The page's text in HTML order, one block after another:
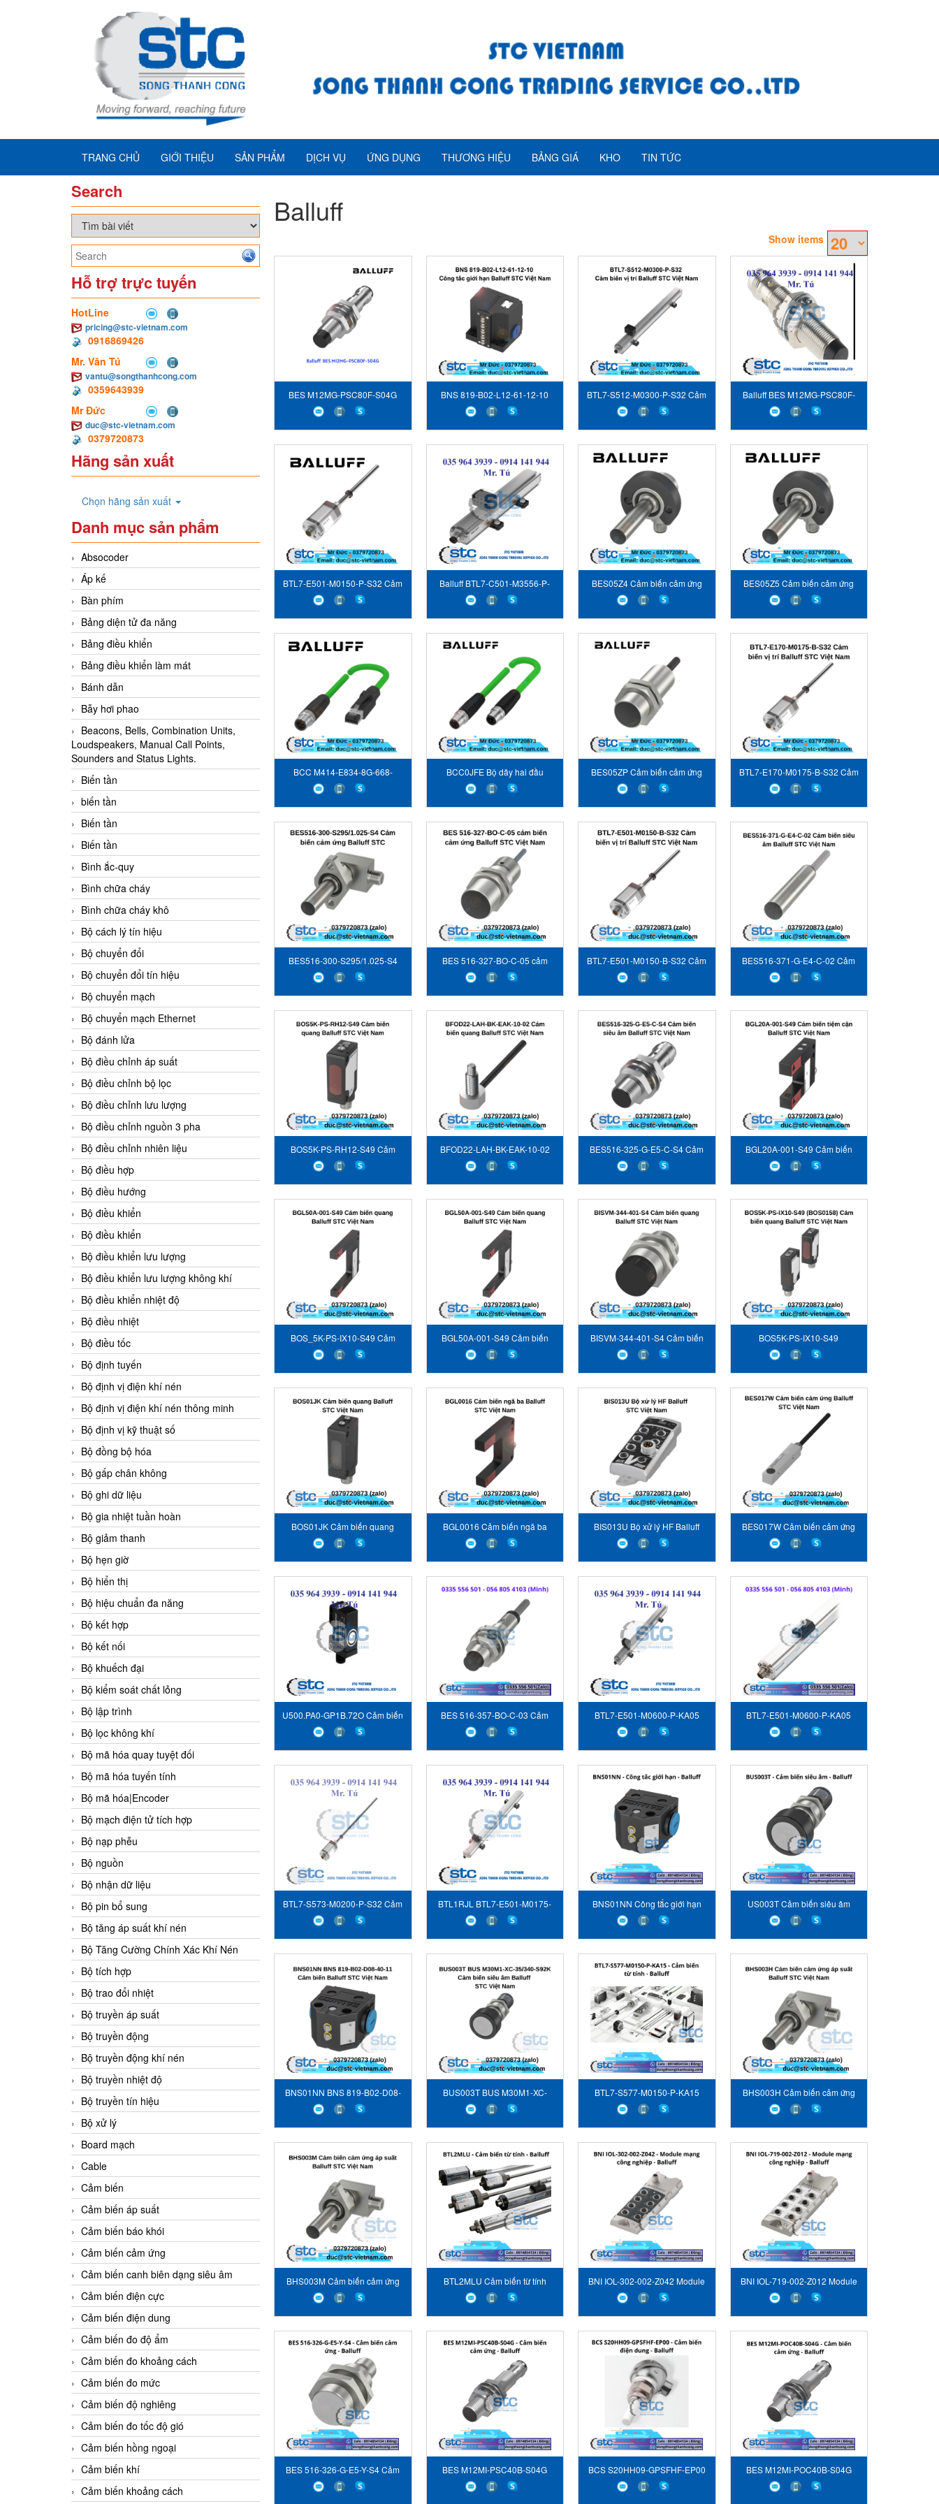
TRANG CHỦ GIỚI THIỆU SẢN PHẨM DỊCH VỤ ỨNG DỤNG THƯƠNG HIỆU BẢNG GIÁ KHO TIN TỨC
Search
Hỗ trợ trực tuyến
HotLine
pricing@stc-vietnam.com
0916869426
Mr. Văn Tú
vantu@songthanhcong.com
0359643939
Mr Đức
duc@stc-vietnam.com
0379720873
Hãng sản xuất
Chọn hãng sản xuất
Danh mục sản phẩm
Absocoder
Áp kế
Bàn phím
Bảng diện tử đa năng
Bảng điều khiển
Bảng điều khiển làm mát
Bánh dẫn
Bẫy hơi phao
Beacons, Bells, Combination Units,
Loudspeakers, Manual Call Points,
Sounders and Status Lights.
Biến tần
biến tần
Biến tần
Biến tần
Bình ắc-quy
Bình chữa cháy
Bình chữa cháy khô
Bộ cách lý tín hiệu
Bộ chuyển đổi
Bộ chuyển đổi tín hiệu
Bộ chuyển mạch
Bộ chuyển mạch Ethernet
Bộ đánh lửa
Bộ điều chỉnh áp suất
Bộ điều chỉnh bộ lọc
Bộ điều chỉnh lưu lượng
Bộ điều chỉnh nguồn 3 pha
Bộ điều chỉnh nhiên liệu
Bộ điều hợp
Bộ điều hướng
Bộ điều khiển
Bộ điều khiển
Bộ điều khiển lưu lượng
Bộ điều khiển lưu lượng không khí
Bộ điều khiển nhiệt độ
Bộ điều nhiệt
Bộ điều tốc
Bộ định tuyến
Bộ định vị điện khí nén
Bộ định vị điện khí nén thông minh
Bộ định vị kỹ thuật số
Bộ đồng bộ hóa
Bộ gấp chân không
Bộ ghi dữ liệu
Bộ gia nhiệt tuần hoàn
Bộ giảm thanh
Bộ hẹn giờ
Bộ hiển thị
Bộ hiệu chuẩn đa năng
Bộ kết hợp
Bộ kết nối
Bộ khuếch đại
Bộ kiểm soát chất lỏng
Bộ lập trình
Bộ lọc không khí
Bộ mã hóa quay tuyệt đối
Bộ mã hóa tuyến tính
Bộ mã hóa|Encoder
Bộ mạch điện tử tích hợp
Bộ nạp phễu
Bộ nguồn
Bộ nhận dữ liệu
Bộ pin bổ sung
Bộ tăng áp suất khí nén
Bộ Tăng Cường Chính Xác Khí Nén
Bộ tích hợp
Bộ trao đổi nhiệt
Bộ truyền áp suất
Bộ truyền động
Bộ truyền động khí nén
Bộ truyền nhiệt độ
Bộ truyền tín hiệu
Bộ xử lý
Board mạch
Cable
Cảm biến
Cảm biến áp suất
Cảm biến báo khói
Cảm biến cảm ứng
Cảm biến canh biên dạng siêu âm
Cảm biến điện cực
Cảm biến điện dung
Cảm biến đo độ ẩm
Cảm biến đo khoảng cách
Cảm biến đo mức
Cảm biến độ nghiêng
Cảm biến đo tốc độ gió
Cảm biến hồng ngoại
Cảm biến khí
Cảm biến khoảng cách
Balluff
Show items
BES M12MG-PSC80F-S04G
Balluff Vietnam
BNS 819-B02-L12-61-12-10
Công tắc giới hạn Balluff
BTL7-S512-M0300-P-S32 Cảm
biến vị trí Balluff
Balluff BES M12MG-PSC80F-
S04G Cảm biến Balluff Vietnam
BTL7-E501-M0150-P-S32 Cảm
biến vị trí Balluff
Balluff BTL7-C501-M3556-P-
S32 Cảm biến Balluff Vietnam
BES05Z4 Cảm biến cảm ứng
định mức áp suất Balluff
BES05Z5 Cảm biến cảm ứng
định mức áp suất Balluff
BCC M414-E834-8G-668-
PS54N2-010 Bộ dây 2 đầu
Balluff
BCC0JFE Bộ dây hai đầu
Balluff
BES05ZP Cảm biến cảm ứng
Balluff
BTL7-E170-M0175-B-S32 Cảm
biến vị trí Balluff
BES516-300-S295/1.025-S4
Cảm biến cảm ứng Balluff
BES 516-327-BO-C-05 cảm
biến cảm ứng Balluff
BTL7-E501-M0150-B-S32 Cảm
biến vị trí Balluff
BES516-371-G-E4-C-02 Cảm
biến siêu âm Balluff
BOS5K-PS-RH12-S49 Cảm
biến quang Balluff
BFOD22-LAH-BK-EAK-10-02
Cảm biến quang Balluff
BES516-325-G-E5-C-S4 Cảm
biến siêu âm Balluff
BGL20A-001-S49 Cảm biến
tiệm cận Balluff
BOS_5K-PS-IX10-S49 Cảm
biến quang Balluff
BGL50A-001-S49 Cảm biến
quang Balluff
BISVM-344-401-S4 Cảm biến
siêu âm Balluff
BOS5K-PS-IX10-S49
(BOS0158) Cảm biến quang
Balluff
BOS01JK Cảm biến quang
Balluff
BGL0016 Cảm biến ngã ba
Balluff
BIS013U Bộ xử lý HF Balluff
BES017W Cảm biến cảm ứng
Balluff
U500.PA0-GP1B.72O Cảm biến
siêu âm Baumer
BES 516-357-BO-C-03 Cảm
biến tiệm cận Balluff
BTL7-E501-M0600-P-KA05
Cảm biến vị trí Balluff
BTL7-E501-M0600-P-KA05
Cảm biến vị trí Balluff
BTL7-S573-M0200-P-S32 Cảm
biến từ tính Balluff
BTL1RJL BTL7-E501-M0175-
P-S32 Cảm biến vị trí Balluff
BNS01NN Công tắc giới hạn
Balluff
US003T Cảm biến siêu âm
Balluff
BNS01NN BNS 819-B02-D08-
40-11 Cảm biến Balluff
BUS003T BUS M30M1-XC-
35/340-S92K Cảm biến siêu
âm Balluff
BTL7-S577-M0150-P-KA15
Cảm biến từ tính Balluff
BHS003H Cảm biến cảm ứng
áp suất Balluff
BHS003M Cảm biến cảm ứng
áp suất Balluff
BTL2MLU Cảm biến từ tính
Balluff
BNI IOL-302-002-Z042 Module
mạng công nghiệp Balluff
BNI IOL-719-002-Z012 Module
mạng công nghiệp Balluff
BES 516-326-G-E5-Y-S4 Cảm
biến cảm ứng Balluff
BES M12MI-PSC40B-S04G
Cảm biến cảm ứng Balluff
BCS S20HH09-GPSFHF-EP00
Cảm biến điện dung Balluff
BES M12MI-POC40B-S04G
Cảm biến cảm ứng Balluff